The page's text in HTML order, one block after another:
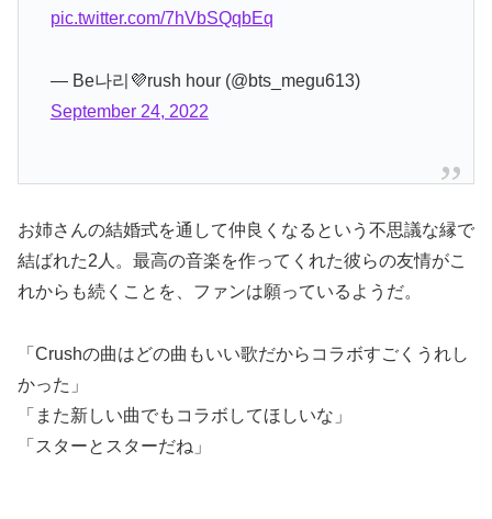
pic.twitter.com/7hVbSQqbEq
— Be나리💜rush hour (@bts_megu613)
September 24, 2022
お姉さんの結婚式を通して仲良くなるという不思議な縁で
結ばれた2人。最高の音楽を作ってくれた彼らの友情がこ
れからも続くことを、ファンは願っているようだ。
「Crushの曲はどの曲もいい歌だからコラボすごくうれし
かった」
「また新しい曲でもコラボしてほしいな」
「スターとスターだね」